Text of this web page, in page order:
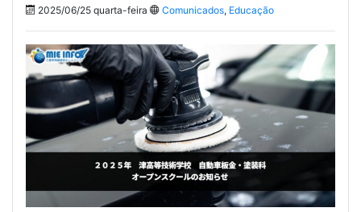
2025/06/25 quarta-feira Comunicados, Educação